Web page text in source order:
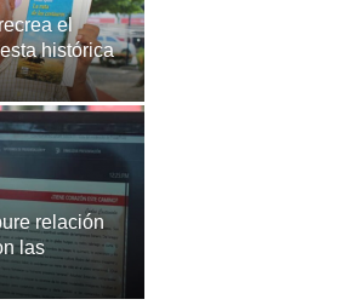
el
histórica
relación
las